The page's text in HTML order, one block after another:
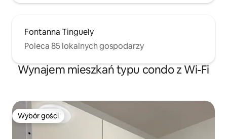
Fontanna Tinguely
Poleca 85 lokalnych gospodarzy
Wynajem mieszkań typu condo z Wi-Fi
Wybór gości
Wybór gości